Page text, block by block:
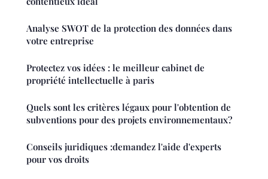
Analyse SWOT de la protection des données dans
votre entreprise
Protectez vos idées : le meilleur cabinet de
propriété intellectuelle à paris
Quels sont les critères légaux pour l'obtention de
subventions pour des projets environnementaux?
Conseils juridiques :demandez l'aide d'experts
pour vos droits